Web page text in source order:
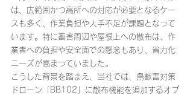
は、広範囲かつ高所への対応が必要となるケー
スも多く、作業負担や人手不足が課題となって
います。特に畜舎周辺や屋根上への散布は、作
業者への負担や安全面での懸念もあり、省力化
ニーズが高まっていました。
こうした背景を踏まえ、当社では、鳥獣害対策
ドローン「BB102」に散布機能を追加するオプ